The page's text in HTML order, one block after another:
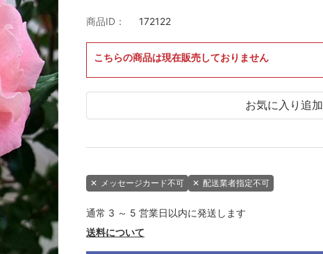
商品ID： 172122
こちらの商品は現在販売しておりません
お気に入り追加
✕ メッセージカード不可 ✕ 配送業者指定不可
通常 3 ～ 5 営業日以内に発送します
送料について